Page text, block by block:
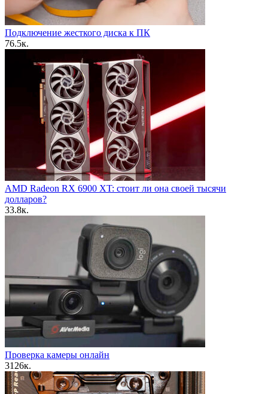
Подключение жесткого диска к ПК
76.5к.
AMD Radeon RX 6900 XT: стоит ли она своей тысячи
долларов?
33.8к.
Проверка камеры онлайн
3126к.